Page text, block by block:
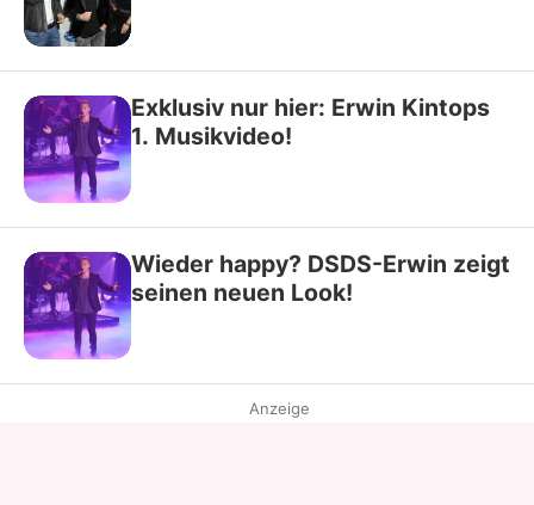
Exklusiv nur hier: Erwin Kintops
1. Musikvideo!
Wieder happy? DSDS-Erwin zeigt
seinen neuen Look!
Anzeige